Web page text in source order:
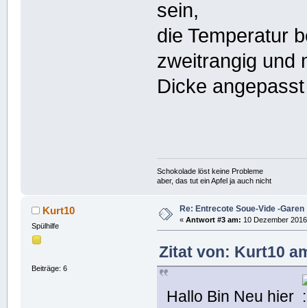
sein,
die Temperatur
zweitrangig und
Dicke
Schokolade löst keine Probleme
aber, das tut ein Apfel ja auch nicht
Kurt10
Spülhilfe
Beiträge: 6
Re: Entrecote Soue-Vide -Garen
« Antwort #3 am: 10 Dezember
Zitat von: Kurt10
Hallo Bin Neu hier